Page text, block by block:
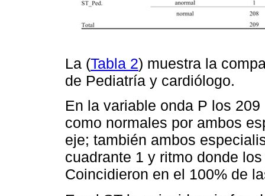
La (Tabla 2) muestra la
de Pediatría y cardiólogo.
En la variable onda P los
como normales por ambos
eje; también ambos
cuadrante 1 y ritmo donde
Coincidieron en el 100% de